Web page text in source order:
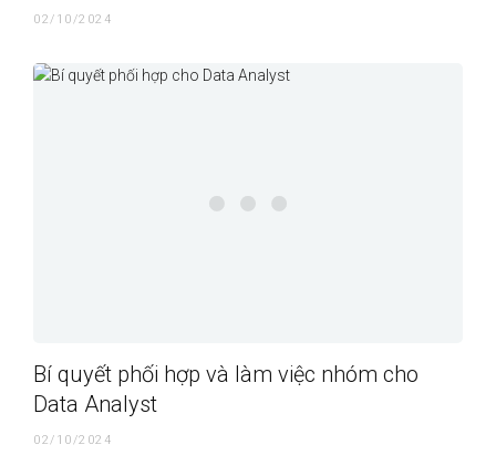
02/10/2024
Bí quyết phối hợp và làm việc nhóm cho
Data Analyst
02/10/2024